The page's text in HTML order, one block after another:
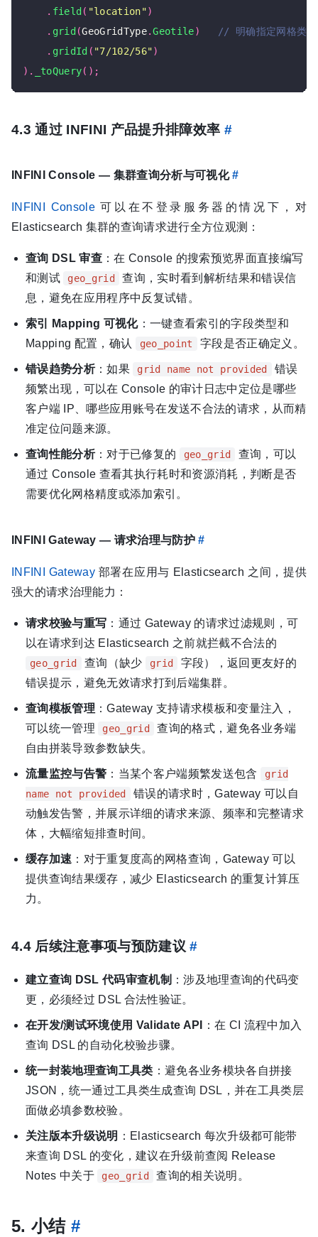
. field ( "location")
. grid (GeoGridType.Geotile)
. gridId ( "7/102/56")
).
_toQuery();
4.3 通过 INFINI 产品提升排障效率 #
INFINI Console — 集群查询分析与可视化#
INFINI Console可以在不登录服务器的情况下，对
Elasticsearch 集群的查询请求进行全方位观测：
查询 DSL 审查：在 Console 的搜索预览界面直接编写
和测试
geo_grid
查询，实时看到解析结果和错误信
息，避免在应用程序中反复试错。
索引 Mapping 可视化：一键查看索引的字段类型和
Mapping 配置，确认
geo_point 字段是否正确定义。
错误趋势分析：如果 grid name not provided
错误
频繁出现，可以在 Console 的审计日志中定位是哪些
客户端 IP、哪些应用账号在发送不合法的请求，从而精
准定位问题来源。
查询性能分析：对于已修复的 geo_grid
查询，可以
通过 Console 查看其执行耗时和资源消耗，判断是否
需要优化网格精度或添加索引。
INFINI Gateway — 请求治理与防护#
INFINI Gateway 部署在应用与 Elasticsearch 之间，提供
强大的请求治理能力：
请求校验与重写 ：通过 Gateway 的请求过滤规则，可
以在请求到达 Elasticsearch 之前就拦截不合法的
geo_grid 查询（缺少 grid
字段），返回更友好的
错误提示，避免无效请求打到后端集群。
查询模板管理 ：Gateway 支持请求模板和变量注入，
可以统一管理
geo_grid
查询的格式，避免各业务端
自由拼装导致参数缺失。
流量监控与告警 ：当某个客户端频繁发送包含
grid
name not provided
错误的请求时，Gateway 可以自
动触发告警，并展示详细的请求来源、频率和完整请求
体，大幅缩短排查时间。
缓存加速 ：对于重复度高的网格查询，Gateway 可以
提供查询结果缓存，减少 Elasticsearch 的重复计算压
力。
4.4 后续注意事项与预防建议#
建立查询 DSL 代码审查机制 ：涉及地理查询的代码变
更，必须经过 DSL 合法性验证。
在开发/测试环境使用 Validate API
：在 CI 流程中加入
查询 DSL 的自动化校验步骤。
统一封装地理查询工具类 ：避免各业务模块各自拼接
JSON，统一通过工具类生成查询 DSL，并在工具类层
面做必填参数校验。
关注版本升级说明 ：Elasticsearch 每次升级都可能带
来查询 DSL 的变化，建议在升级前查阅 Release
Notes 中关于
geo_grid 查询的相关说明。
5. 小结 #